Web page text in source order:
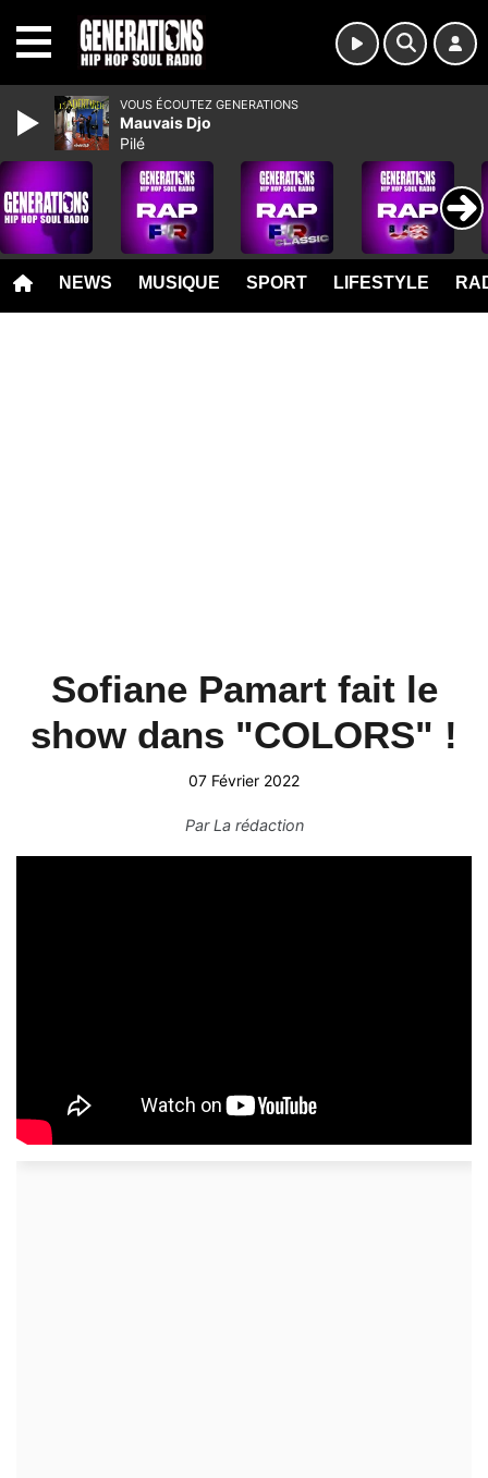
NEWS MUSIQUE SPORT LIFESTYLE
Sofiane Pamart fait le
show dans "COLORS" !
07 Février 2022
ParLa rédaction
VOUS ÉCOUTEZ GENERATIONS
Mauvais Djo
Pilé